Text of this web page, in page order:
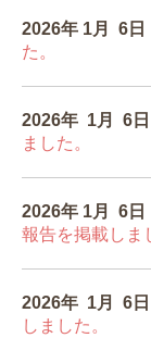
2026年 1月 6日
た。
2026年 1月 6 日
ました。
2026年 1月 6日
報告を掲載しま
2026年 1月 6 日
しました。